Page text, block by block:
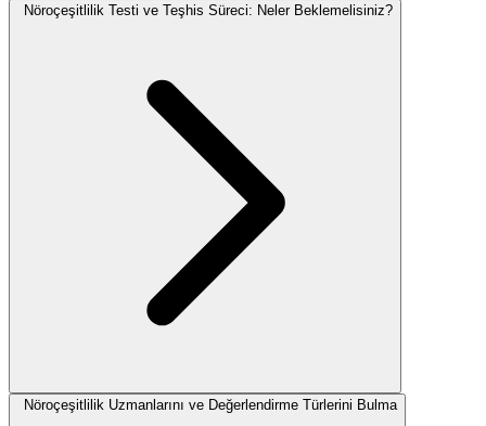
Nöroçeşitlilik Testi ve Teşhis Süreci: Neler Beklemelisiniz?
Nöroçeşitlilik Uzmanlarını ve Değerlendirme Türlerini Bulma